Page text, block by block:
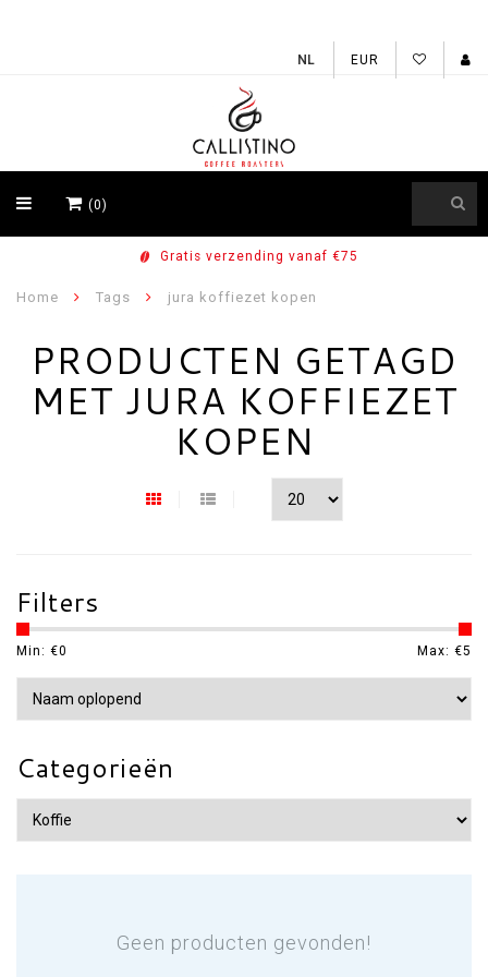
EUR
(0)
Gratis verzending vanaf €75
Home Tags jura koffiezet kopen
PRODUCTEN GETAGD
MET JURA KOFFIEZET
KOPEN
Filters
Min: €0 Max: €5
Categorieën
Geen producten gevonden!